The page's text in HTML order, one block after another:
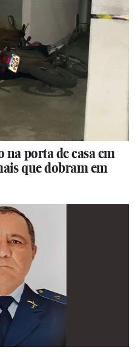
na porta de casa em
que dobram em